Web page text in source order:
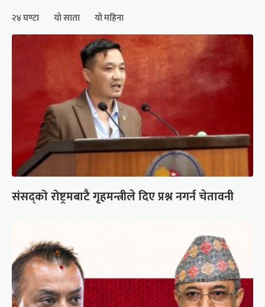
२४ घण्टा यो साता यो महिना
संसद्को रोष्ट्रमबाटै गृहमन्त्रीले दिए प्रश्न नगर्न चेतावनी